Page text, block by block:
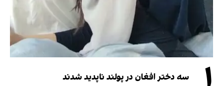
سه دختر افغان در پولند ناپدید شدند